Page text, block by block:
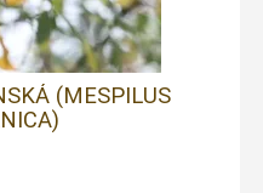
(MESPILUS